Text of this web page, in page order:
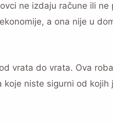
ne izdaju račune ili ne
a ona nije u
vrata do vrata. Ova
niste sigurni od kojih